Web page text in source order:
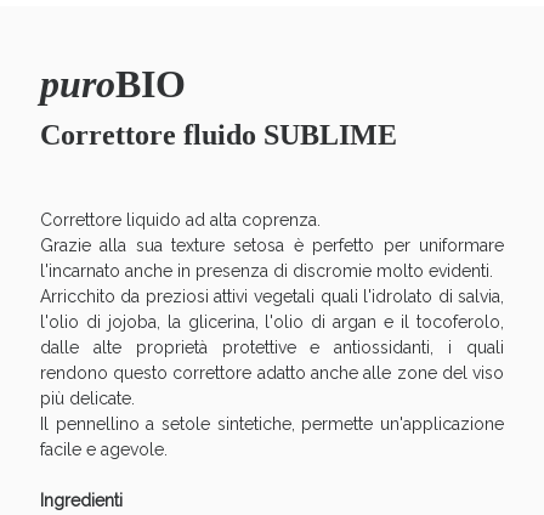
puroBIO
Correttore fluido SUBLIME
Correttore liquido ad alta coprenza.
Grazie alla sua texture setosa è perfetto per uniformare
l'incarnato anche in presenza di discromie molto evidenti.
Arricchito da preziosi attivi vegetali quali l'idrolato di salvia,
l'olio di jojoba, la glicerina, l'olio di argan e il tocoferolo,
dalle alte proprietà protettive e antiossidanti, i quali
rendono questo correttore adatto anche alle zone del viso
più delicate.
Il pennellino a setole sintetiche, permette un'applicazione
facile e agevole.
Ingredienti